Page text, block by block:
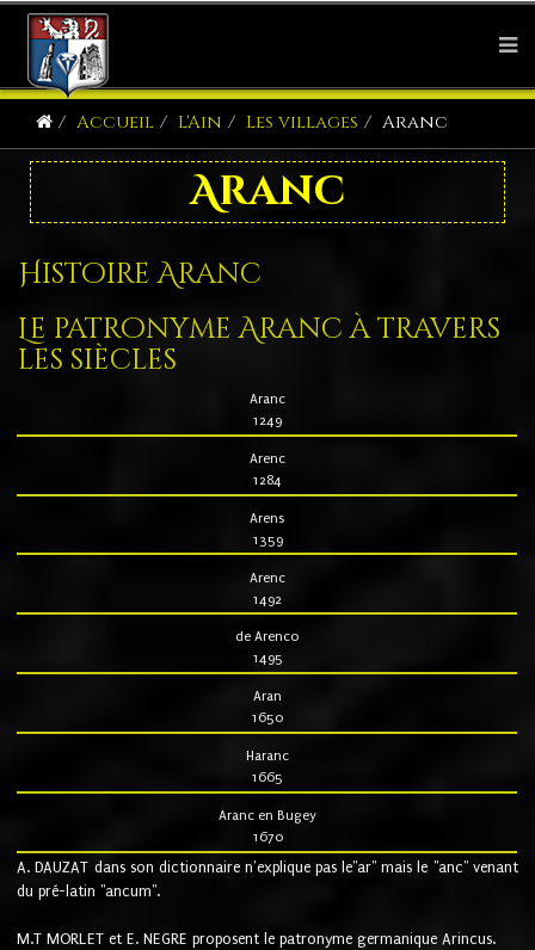
Accueil L'Ain Les villages Aranc
Aranc
Histoire Aranc
Le patronyme Aranc à travers
les siècles
Aranc
1249
Arenc
1284
Arens
1359
Arenc
1492
de Arenco
1495
Aran
1650
Haranc
1665
Aranc en Bugey
1670
A. DAUZAT dans son dictionnaire n'explique pas le"ar" mais le "anc" venant
du pré-latin "ancum".
M.T MORLET et E. NEGRE proposent le patronyme germanique Arincus.